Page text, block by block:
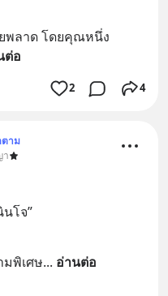
พลาด โดยคุณหนึ่ง
ต่อ
2 4
าม
า
โจ”
พิเศษ... อ่านต่อ